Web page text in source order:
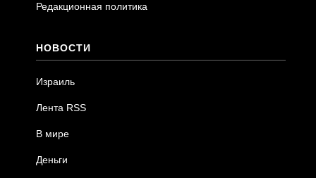
Редакционная политика
НОВОСТИ
Израиль
Лента RSS
В мире
Деньги